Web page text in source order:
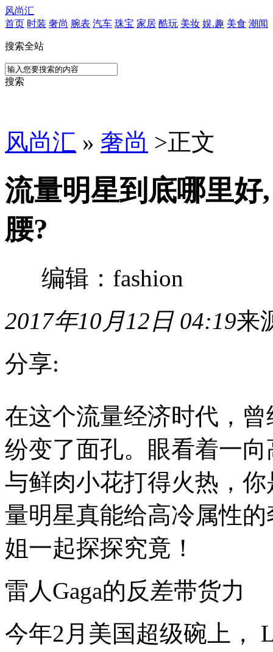
风尚汇
首页 时装 奢尚 腕表 汽车 珠宝 家居 酷玩 美妆 娱.趣 美食 潮闻
搜索全站
搜索
风尚汇 » 奢尚 >正文
流量明星到底哪里
腰?
编辑：fashion
2017年10月12日 04:19来
分享:
这
个
量
经
济
时
曾
经
那
些
高
在
上
大
牌
在这个流量经济时代，
纷变了面孔。眼看着一
与鲜肉小花打得火热，
量明星真能给高冷属性
姐一起探探究竟！
雷人Gaga的反差带货力
今年2月美国超级碗上，